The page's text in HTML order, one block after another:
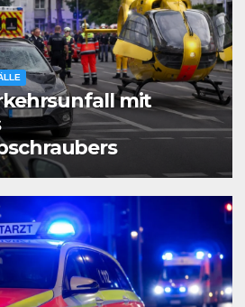
mit